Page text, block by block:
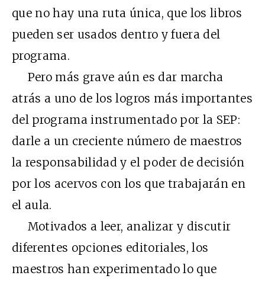
que no hay una ruta única, que los libros
pueden ser usados dentro y fuera del
programa.
Pero más grave aún es dar marcha
atrás a uno de los logros más importantes
del programa instrumentado por la SEP:
darle a un creciente número de maestros
la responsabilidad y el poder de decisión
por los acervos con los que trabajarán en
el aula.
Motivados a leer, analizar y discutir
diferentes opciones editoriales, los
maestros han experimentado lo que